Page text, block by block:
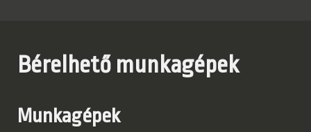
Bérelhető munkagépek
Munkagépek